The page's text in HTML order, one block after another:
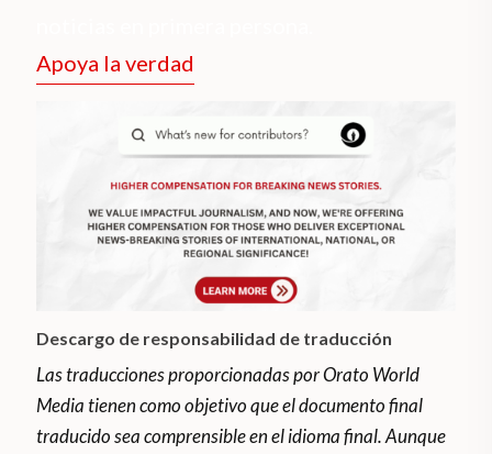
Apoya la verdad
Descargo de responsabilidad de traducción
Las traducciones proporcionadas por Orato World
Media tienen como objetivo que el documento final
traducido sea comprensible en el idioma final. Aunque